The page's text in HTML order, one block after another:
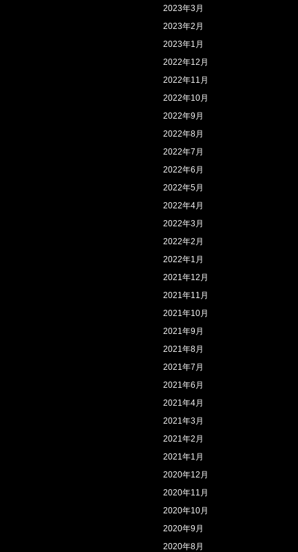
2023年3月
2023年2月
2023年1月
2022年12月
2022年11月
2022年10月
2022年9月
2022年8月
2022年7月
2022年6月
2022年5月
2022年4月
2022年3月
2022年2月
2022年1月
2021年12月
2021年11月
2021年10月
2021年9月
2021年8月
2021年7月
2021年6月
2021年4月
2021年3月
2021年2月
2021年1月
2020年12月
2020年11月
2020年10月
2020年9月
2020年8月